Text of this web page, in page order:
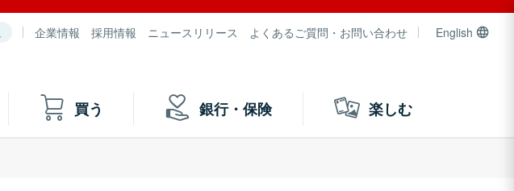
企業情報 採用情報 ニュースリリース よくあるご質問・お問い合わせ English
買う 銀行・保険 楽しむ